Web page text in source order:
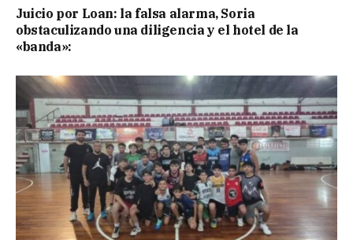
Juicio por Loan: la falsa alarma, Soria
obstaculizando una diligencia y el hotel de la
«banda»: